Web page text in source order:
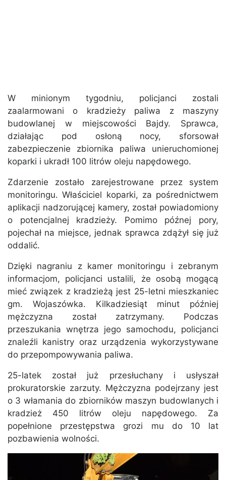
W minionym tygodniu, policjanci zostali
zaalarmowani o kradzieży paliwa z maszyny
budowlanej w miejscowości Bajdy. Sprawca,
działając pod osłoną nocy, sforsował
zabezpieczenie zbiornika paliwa unieruchomionej
koparki i ukradł 100 litrów oleju napędowego.
Zdarzenie zostało zarejestrowane przez system
monitoringu. Właściciel koparki, za pośrednictwem
aplikacji nadzorującej kamery, został powiadomiony
o potencjalnej kradzieży. Pomimo późnej pory,
pojechał na miejsce, jednak sprawca zdążył się już
oddalić.
Dzięki nagraniu z kamer monitoringu i zebranym
informacjom, policjanci ustalili, że osobą mogącą
mieć związek z kradzieżą jest 25-letni mieszkaniec
gm. Wojaszówka. Kilkadziesiąt minut później
mężczyzna został zatrzymany. Podczas
przeszukania wnętrza jego samochodu, policjanci
znaleźli kanistry oraz urządzenia wykorzystywane
do przepompowywania paliwa.
25-latek został już przesłuchany i usłyszał
prokuratorskie zarzuty. Mężczyzna podejrzany jest
o 3 włamania do zbiorników maszyn budowlanych i
kradzież 450 litrów oleju napędowego. Za
popełnione przestępstwa grozi mu do 10 lat
pozbawienia wolności.